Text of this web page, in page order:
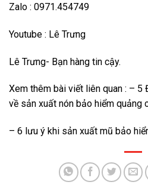
Zalo : 0971.454749
Youtube : Lê Trưng
Lê Trưng- Bạn hàng tin cậy.
Xem thêm bài viết liên quan : – 5
về sản xuất nón bảo hiểm quảng
– 6 lưu ý khi sản xuất mũ bảo